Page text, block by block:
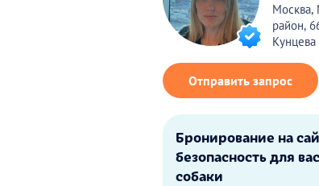
Москва,
район,
Кунцева
Отправить запрос
Бронирование на
безопасность для
собаки